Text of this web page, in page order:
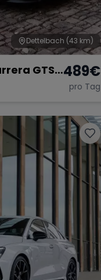
Dettelbach (43 km)
GTS
489€
pro Tag